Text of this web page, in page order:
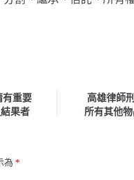
有重要
果者
高雄律師
所有其他
為 *